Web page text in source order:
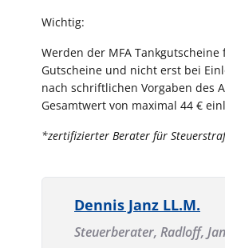
Wichtig:
Werden der MFA
Gutscheine und nicht erst bei
nach schriftlichen Vorgaben des
Gesamtwert von maximal 44 €
*zertifizierter Berater für
Dennis Janz LL.M.
Steuerberater, Radloff,